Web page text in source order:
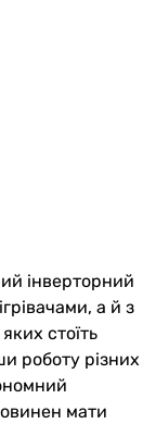
інверторний
а й з
стоїть
роботу різних
мати